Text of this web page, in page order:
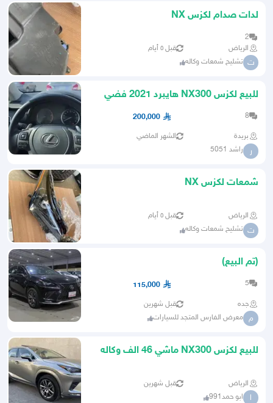
لدات صدام لكزس NX
2
الرياض
قبل ٥ أيام
ت تشليح شمعات وكاله
للبيع لكزس NX300 هايبرد 2021 فضي
8
200,000
بريدة الشهر الماضي
ر راشد 5051
شمعات لكزس NX
الرياض قبل ٥ أيام
ت تشليح شمعات وكاله
(تم البيع)
5
115,000
جده قبل شهرين
م معرض الفارس المتجد للسيارات
للبيع لكزس NX300 ماشي 46 الف وكاله
الرياض قبل شهرين
ا ابو حمد991